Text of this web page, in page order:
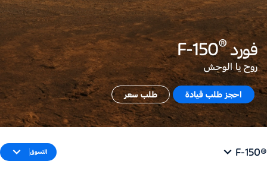
فورد®
F-150
روح يا الوحش
احجز طلب قيادة طلب سعر
®F-150 التسوق